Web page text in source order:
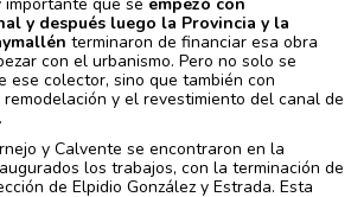
y después luego la Provincia y la
terminaron de financiar esa obra
con el urbanismo. Pero no solo se
ese colector, sino que también con
y el revestimiento del canal de
y Calvente se encontraron en la
los trabajos, con la terminación de
de Elpidio González y Estrada. Esta